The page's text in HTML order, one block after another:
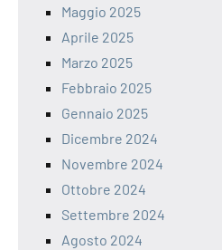
Maggio 2025
Aprile 2025
Marzo 2025
Febbraio 2025
Gennaio 2025
Dicembre 2024
Novembre 2024
Ottobre 2024
Settembre 2024
Agosto 2024